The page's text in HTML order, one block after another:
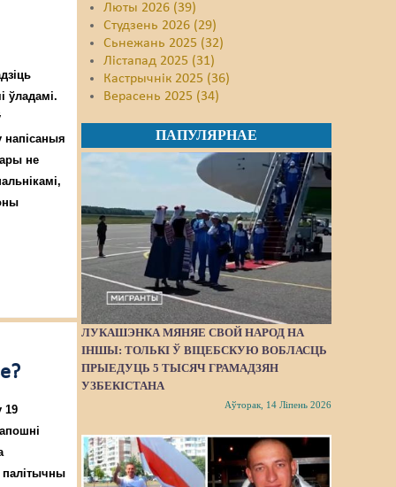
ўладамі.
напісаныя
не
19
Люты 2026 (39)
Студзень 2026 (29)
Сьнежань 2025 (32)
Лістапад 2025 (31)
Кастрычнік 2025 (36)
Верасень 2025 (34)
ПАПУЛЯРНАЕ
ЛУКАШЭНКА МЯНЯЕ СВОЙ НАРОД НА
ІНШЫ: ТОЛЬКІ Ў ВІЦЕБСКУЮ ВОБЛАСЦЬ
ПРЫЕДУЦЬ 5 ТЫСЯЧ ГРАМАДЗЯН
УЗБЕКІСТАНА
Аўторак, 14 Ліпень 2026